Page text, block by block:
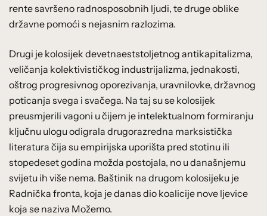
rente savršeno radnosposobnih ljudi, te druge oblike
državne pomoći s nejasnim razlozima.
Drugi je kolosijek devetnaeststoljetnog antikapitalizma,
veličanja kolektivističkog industrijalizma, jednakosti,
oštrog progresivnog oporezivanja, uravnilovke, državnog
poticanja svega i svačega. Na taj su se kolosijek
preusmjerili vagoni u čijem je intelektualnom formiranju
ključnu ulogu odigrala drugorazredna marksistička
literatura čija su empirijska uporišta pred stotinu ili
stopedeset godina možda postojala, no u današnjemu
svijetu ih više nema. Baštinik na drugom kolosijeku je
Radnička fronta, koja je danas dio koalicije nove ljevice
koja se naziva Možemo.